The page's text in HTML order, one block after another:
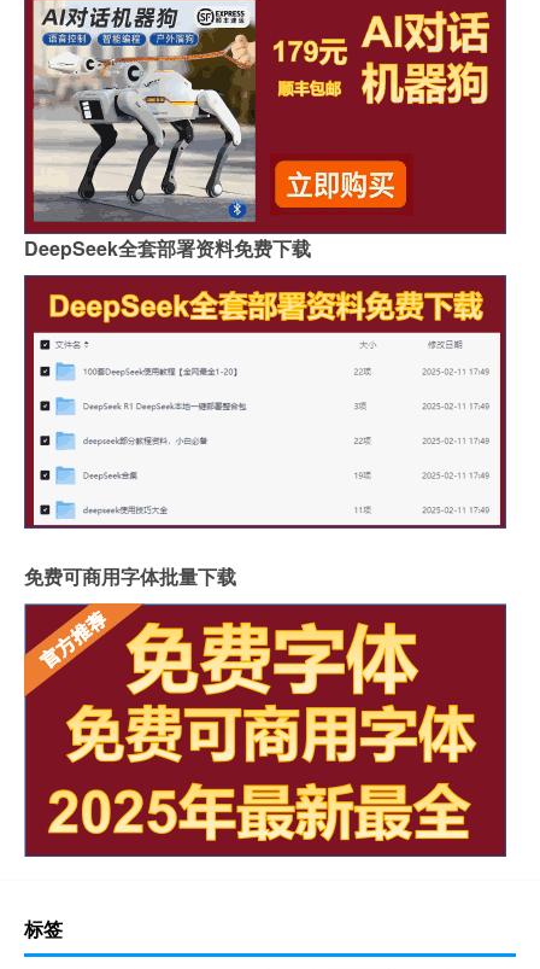
DeepSeek全套部署资料免费下载
免费可商用字体批量下载
标签